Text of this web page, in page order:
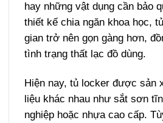
hay những vật dụng cần bảo
thiết kế chia ngăn khoa học,
gian trở nên gọn gàng hơn,
tình trạng thất lạc đồ dùng.
Hiện nay, tủ locker được sản
liệu khác nhau như sắt sơn
nghiệp hoặc nhựa cao cấp.